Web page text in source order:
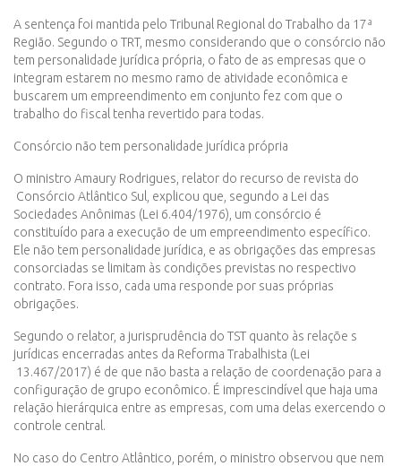
A sentença foi mantida pelo Tribunal Regional do Trabalho da 17ª
Região. Segundo o TRT, mesmo considerando que o consórcio não
tem personalidade jurídica própria, o fato de as empresas que o
integram estarem no mesmo ramo de atividade econômica e
buscarem um empreendimento em conjunto fez com que o
trabalho do fiscal tenha revertido para todas.
Consórcio não tem personalidade jurídica própria
O ministro Amaury Rodrigues, relator do recurso de revista do
Consórcio Atlântico Sul, explicou que, segundo a Lei das
Sociedades Anônimas (Lei 6.404/1976), um consórcio é
constituído para a execução de um empreendimento específico.
Ele não tem personalidade jurídica, e as obrigações das empresas
consorciadas se limitam às condições previstas no respectivo
contrato. Fora isso, cada uma responde por suas próprias
obrigações.
Segundo o relator, a jurisprudência do TST quanto às relaçõe s
jurídicas encerradas antes da Reforma Trabalhista (Lei
13.467/2017) é de que não basta a relação de coordenação para a
configuração de grupo econômico. É imprescindível que haja uma
relação hierárquica entre as empresas, com uma delas exercendo o
controle central.
No caso do Centro Atlântico, porém, o ministro observou que nem